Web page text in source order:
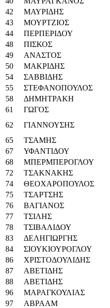
42
ΜΑΥΡΙΔΗΣ
43
ΜΟΥΡΤΖΙΟΣ
44
ΠΕΡΠΕΡΙΔΟΥ
48
ΠΙΣΚΟΣ
49
ΑΝΑΣΤΟΣ
50
ΜΑΚΡΙΔΗΣ
54
ΣΑΒΒΙΔΗΣ
55
ΣΤΕΦΑΝΟΠΟΥΛΟΣ
58
ΔΗΜΗΤΡΑΚΗ
61
ΓΩΓΟΣ
62
ΓΙΑΝΝΟΥΣΗΣ
65
ΤΣΑΜΗΣ
67
ΥΦΑΝΤΙΔΟΥ
68
ΜΠΕΡΜΠΕΡΟΓΛΟΥ
72
ΤΣΑΚΝΑΚΗΣ
74
ΘΕΟΧΑΡΟΠΟΥΛΟΣ
75
ΤΣΑΡΤΣΗΣ
76
ΒΑΓΙΑΝΟΣ
77
ΤΣΙΛΗΣ
78
ΤΣΙΒΑΛΙΔΟΥ
83
ΔΕΛΗΓΙΩΡΓΗΣ
84
ΣΙΟΥΚΙΟΥΡΟΓΛΟΥ
86
ΧΡΙΣΤΟΔΟΥΛΙΔΗΣ
87
ΑΒEΤΙΔΗΣ
88
ΑBEΤΙΔΗΣ
96
ΜΑΡΑΓΚΟΥΛΙΑΣ
97
ΑΒΡΑΑΜ